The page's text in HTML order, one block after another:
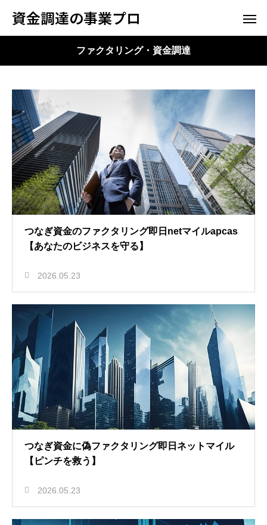
資金調達の事業プロ
ファクタリング・資金調達
つなぎ資金のファクタリング即日netマイルapcas
【あなたのビジネスを守る】
2026.05.23
つなぎ資金に偽ファクタリング即日ネットマイル
【ピンチを救う】
2026.05.23